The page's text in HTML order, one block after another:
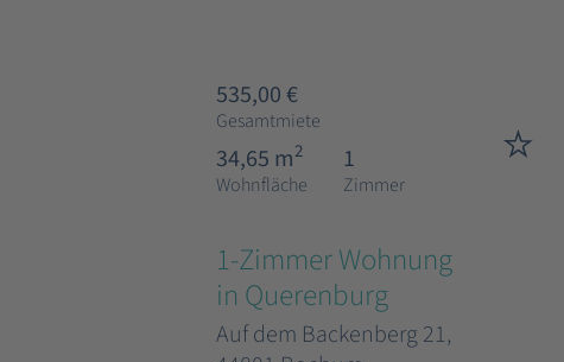
535,00 €
Gesamtmiete
34,65 m2
Wohnfläche
1
Zimmer
1-Zimmer Wohnung
in Querenburg
Auf dem Backenberg 21,